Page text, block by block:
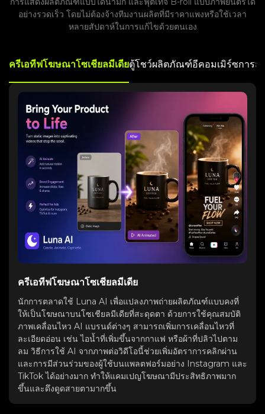
อย่างรวดเร็ว โดยไม่ต้องจ้างทีมงานผลิตที่มีราคาแพงหรือใช้เวลา
หลายสัปดาห์ในการแก้ไขด้วยตนเอง
ครีเอทีฟโฆษณาโซเชียลมีเดียตู้โชว์ผลิตภัณฑ์อีคอมเมิร์ซการส
ครีเอทีฟโฆษณาโซเชียลมีเดีย
นักการตลาดใช้ Luna AI เพื่อแปลงภาพถ่ายผลิตภัณฑ์แบบคงที่
ให้เป็นโฆษณาบนโซเชียลมีเดียที่สะดุดตา ด้วยการใช้คุณสมบัติ
ภาพเคลื่อนไหว AI แบรนด์ต่างๆ สามารถเพิ่มการเคลื่อนไหวที่
ละเอียดอ่อน เช่น ไอน้ำที่เพิ่มขึ้นจากกาแฟ หรือผ้าที่ปลิวไปตาม
ลม วิธีการใช้ AI จากภาพต่อวิดีโอนี้ช่วยเพิ่มอัตราการคลิกผ่าน
และการมีส่วนร่วมของผู้ใช้บนแพลตฟอร์มอย่าง Instagram และ
TikTok ได้อย่างมาก ทำให้แคมเปญโฆษณามีประสิทธิภาพมาก
ขึ้นและดึงดูดสายตามากขึ้น